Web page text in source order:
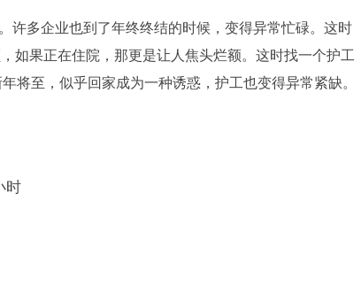
多企业也到了年终终结的时候，变得异常忙碌。这时
如果正在住院，那更是让人焦头烂额。这时找一个护工
将至，似乎回家成为一种诱惑，护工也变得异常紧缺。
时